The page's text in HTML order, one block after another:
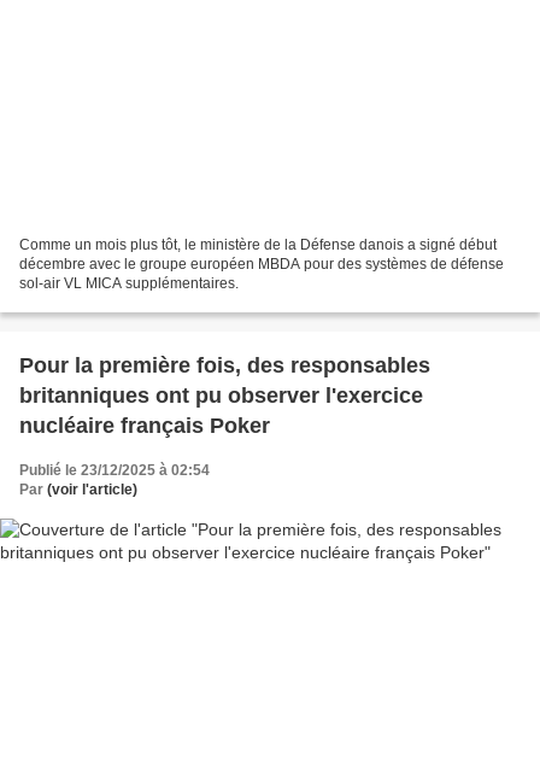
Comme un mois plus tôt, le ministère de la Défense danois a signé début
décembre avec le groupe européen MBDA pour des systèmes de défense
sol-air VL MICA supplémentaires.
Pour la première fois, des responsables
britanniques ont pu observer l'exercice
nucléaire français Poker
Publié le 23/12/2025 à 02:54
Par (voir l'article)